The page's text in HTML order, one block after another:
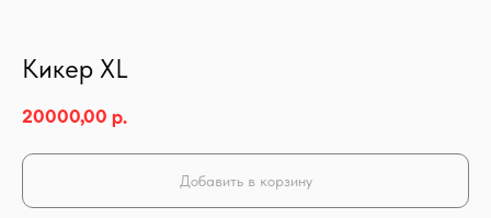
Кикер XL
20000,00 р.
Добавить в корзину